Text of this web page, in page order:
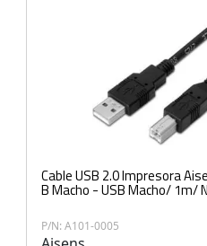
Cable USB 2.0 Impresora
B Macho - USB Macho/ 1m/
P/N: A101-0005